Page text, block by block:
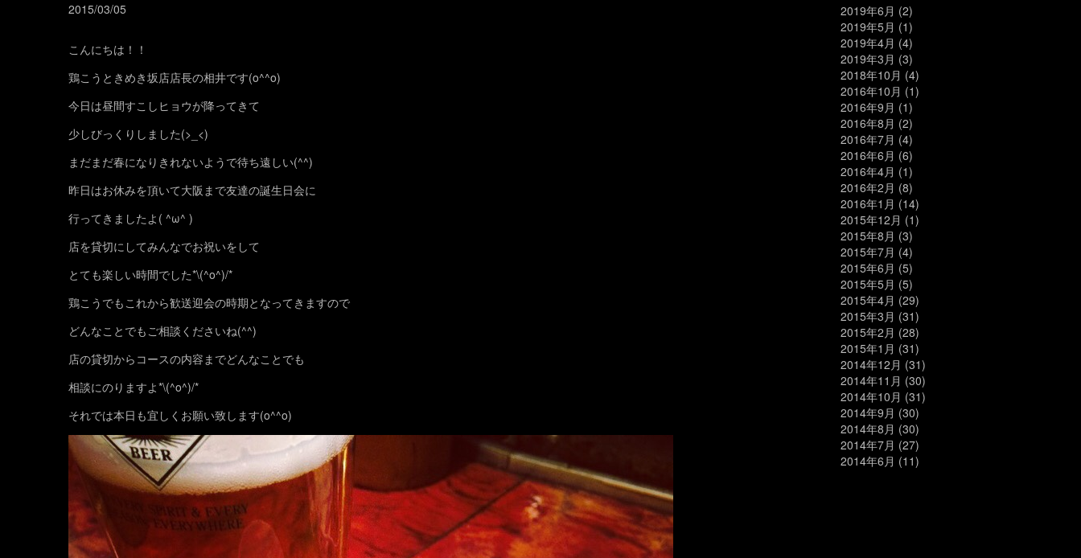
2015/03/05
こんにちは！！
鶏こうときめき坂店店長の相井です(o^^o)
今日は昼間すこしヒョウが降ってきて
少しびっくりしました(>_<)
まだまだ春になりきれないようで待ち遠しい(^^)
昨日はお休みを頂いて大阪まで友達の誕生日会に
行ってきましたよ( ^ω^ )
店を貸切にしてみんなでお祝いをして
とても楽しい時間でした*\(^o^)/*
鶏こうでもこれから歓送迎会の時期となってきますので
どんなことでもご相談くださいね(^^)
店の貸切からコースの内容までどんなことでも
相談にのりますよ*\(^o^)/*
それでは本日も宜しくお願い致します(o^^o)
2019年6月 (2)
2019年5月 (1)
2019年4月 (4)
2019年3月 (3)
2018年10月 (4)
2016年10月 (1)
2016年9月 (1)
2016年8月 (2)
2016年7月 (4)
2016年6月 (6)
2016年4月 (1)
2016年2月 (8)
2016年1月 (14)
2015年12月 (1)
2015年8月 (3)
2015年7月 (4)
2015年6月 (5)
2015年5月 (5)
2015年4月 (29)
2015年3月 (31)
2015年2月 (28)
2015年1月 (31)
2014年12月 (31)
2014年11月 (30)
2014年10月 (31)
2014年9月 (30)
2014年8月 (30)
2014年7月 (27)
2014年6月 (11)